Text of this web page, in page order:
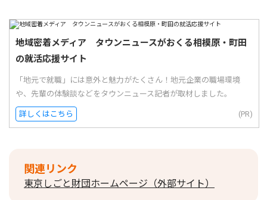
地域密着メディア タウンニュースがおくる相模原・町田
の就活応援サイト
「地元で就職」には意外と魅力がたくさん！地元企業の職場環境
や、先輩の体験談などをタウンニュース記者が取材しました。
詳しくはこちら (PR)
関連リンク
東京しごと財団ホームページ（外部サイト）